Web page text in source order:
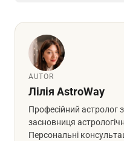
AUTOR
Лілія AstroWay
Професійний астролог
засновниця
Персональні